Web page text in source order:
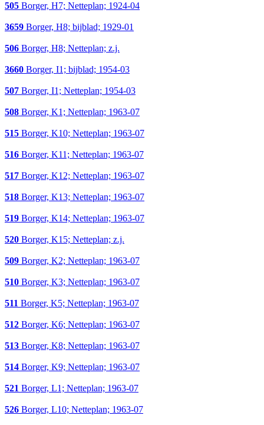
505 Borger, H7; Netteplan; 1924-04
3659 Borger, H8; bijblad; 1929-01
506 Borger, H8; Netteplan; z.j.
3660 Borger, I1; bijblad; 1954-03
507 Borger, I1; Netteplan; 1954-03
508 Borger, K1; Netteplan; 1963-07
515 Borger, K10; Netteplan; 1963-07
516 Borger, K11; Netteplan; 1963-07
517 Borger, K12; Netteplan; 1963-07
518 Borger, K13; Netteplan; 1963-07
519 Borger, K14; Netteplan; 1963-07
520 Borger, K15; Netteplan; z.j.
509 Borger, K2; Netteplan; 1963-07
510 Borger, K3; Netteplan; 1963-07
511 Borger, K5; Netteplan; 1963-07
512 Borger, K6; Netteplan; 1963-07
513 Borger, K8; Netteplan; 1963-07
514 Borger, K9; Netteplan; 1963-07
521 Borger, L1; Netteplan; 1963-07
526 Borger, L10; Netteplan; 1963-07